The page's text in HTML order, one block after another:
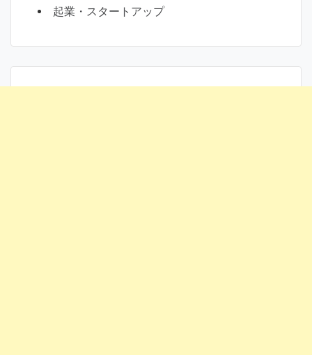
起業・スタートアップ